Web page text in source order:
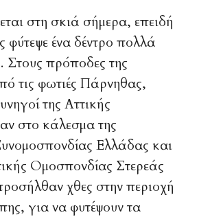
στη σκιά σήμερα, επειδή
φύτεψε ένα δέντρο πολλά
Στους πρόποδες της
τις φωτιές Πάρνηθας,
της Αττικής
στο κάλεσμα της
Ελλάδας και
Ομοσπονδίας Στερεάς
χθες στην περιοχή
για να φυτέψουν τα